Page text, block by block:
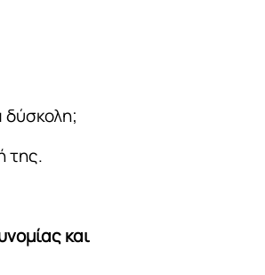
δύσκολη;
της.
και